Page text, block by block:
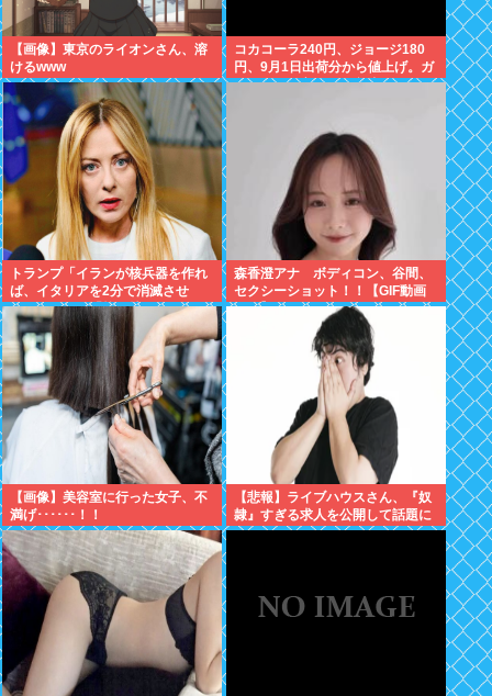
【画像】東京のライオンさん、溶
けるwww
コカコーラ240円、ジョージ180
円、9月1日出荷分から値上げ。ガ
ソリンより高いとか意味不明すぎ
トランプ「イランが核兵器を作れ
ば、イタリアを2分で消滅させ
る」メローニ「核を持っている国
で実際に使ったアホはアメリカだ
けｗ」
森香澄アナ ボディコン、谷間、
セクシーショット！！【GIF動画
あり】
【画像】美容室に行った女子、不
満げ･･････！！
【悲報】ライブハウスさん、『奴
隷』すぎる求人を公開して話題に